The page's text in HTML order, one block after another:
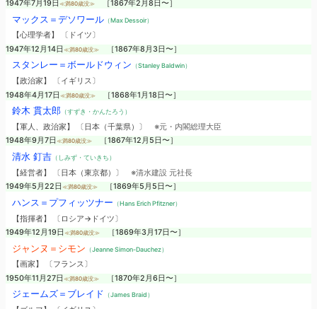
1947年7月19日 ≪満80歳没≫ ［1867年2月8日〜］
マックス＝デソワール（Max Dessoir）
【心理学者】 〔ドイツ〕
1947年12月14日 ≪満80歳没≫ ［1867年8月3日〜］
スタンレー＝ボールドウィン （Stanley Baldwin）
【政治家】 〔イギリス〕
1948年4月17日 ≪満80歳没≫ ［1868年1月18日〜］
鈴木 貫太郎（すずき・かんたろう）
【軍人、政治家】 〔日本（千葉県）〕 ※元・内閣総理大臣
1948年9月7日 ≪満80歳没≫ ［1867年12月5日〜］
清水 釘吉（しみず・ていきち）
【経営者】 〔日本（東京都）〕 ※清水建設 元社長
1949年5月22日 ≪満80歳没≫ ［1869年5月5日〜］
ハンス＝プフィッツナー （Hans Erich Pfitzner）
【指揮者】 〔ロシア→ドイツ〕
1949年12月19日 ≪満80歳没≫ ［1869年3月17日〜］
ジャンヌ＝シモン （Jeanne Simon-Dauchez）
【画家】 〔フランス〕
1950年11月27日 ≪満80歳没≫ ［1870年2月6日〜］
ジェームズ＝ブレイド （James Braid）